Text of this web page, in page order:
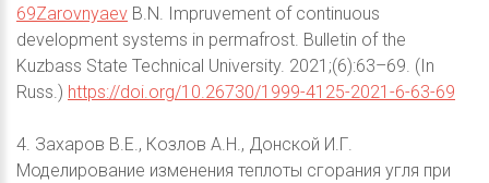
69Zarovnyaev B.N. Impruvement of continuous
development systems in permafrost. Bulletin of the
Kuzbass State Technical University. 2021;(6):63–69. (In
Russ.) https://doi.org/10.26730/1999-4125-2021-6-63-69
4. Захаров В.Е., Козлов А.Н., Донской И.Г.
Моделирование изменения теплоты сгорания угля при